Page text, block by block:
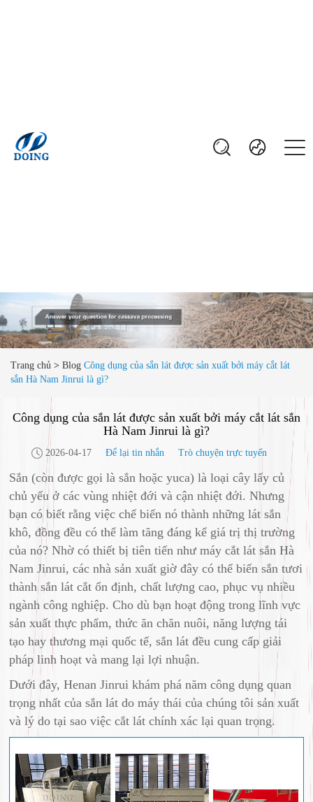
Trang chủ > Blog Công dụng của sắn lát được sản xuất bởi máy cắt lát
sắn Hà Nam Jinrui là gì?
Công dụng của sắn lát được sản xuất bởi máy cắt lát sắn
Hà Nam Jinrui là gì?
2026-04-17 Để lại tin nhắn Trò chuyện trực tuyến
Sắn (còn được gọi là sắn hoặc yuca) là loại cây lấy củ
chủ yếu ở các vùng nhiệt đới và cận nhiệt đới. Nhưng
bạn có biết rằng việc chế biến nó thành những lát sắn
khô, đồng đều có thể làm tăng đáng kể giá trị thị trường
của nó? Nhờ có thiết bị tiên tiến như máy cắt lát sắn Hà
Nam Jinrui, các nhà sản xuất giờ đây có thể biến sắn tươi
thành sắn lát cắt ổn định, chất lượng cao, phục vụ nhiều
ngành công nghiệp. Cho dù bạn hoạt động trong lĩnh vực
sản xuất thực phẩm, thức ăn chăn nuôi, năng lượng tái
tạo hay thương mại quốc tế, sắn lát đều cung cấp giải
pháp linh hoạt và mang lại lợi nhuận.
Dưới đây, Henan Jinrui khám phá năm công dụng quan
trọng nhất của sắn lát do máy thái của chúng tôi sản xuất
và lý do tại sao việc cắt lát chính xác lại quan trọng.